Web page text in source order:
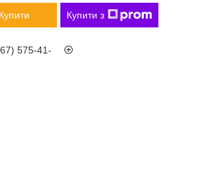
Купити Купити з
575-41-